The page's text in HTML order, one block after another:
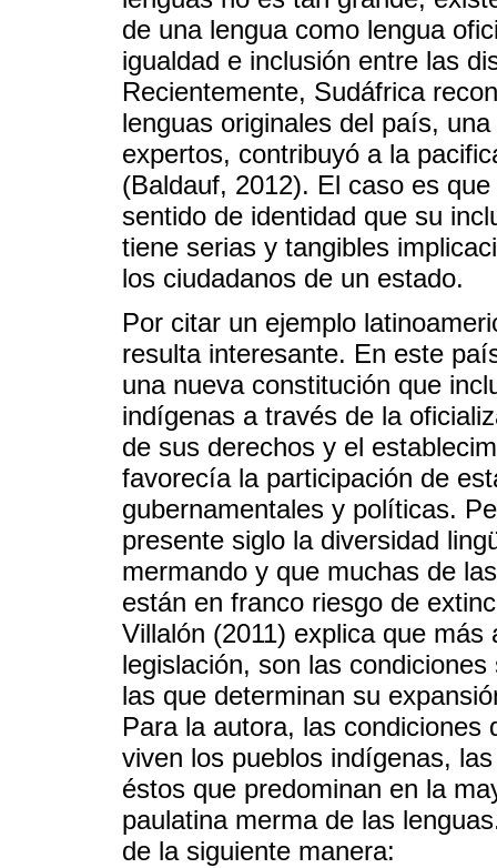
de una lengua como lengua
igualdad e inclusión entre las
Recientemente, Sudáfrica
lenguas originales del país,
expertos, contribuyó a la
(Baldauf, 2012). El caso es
sentido de identidad que su
tiene serias y tangibles
los ciudadanos de un estado.
Por citar un ejemplo
resulta interesante. En este
una nueva constitución que
indígenas a través de la
de sus derechos y el
favorecía la participación de
gubernamentales y políticas.
presente siglo la diversidad
mermando y que muchas de
están en franco riesgo de
Villalón (2011) explica que
legislación, son las
las que determinan su
Para la autora, las condiciones
viven los pueblos indígenas,
éstos que predominan en la
paulatina merma de las
de la siguiente manera: